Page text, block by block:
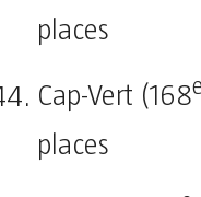
places
Cap-Vert (168e
places